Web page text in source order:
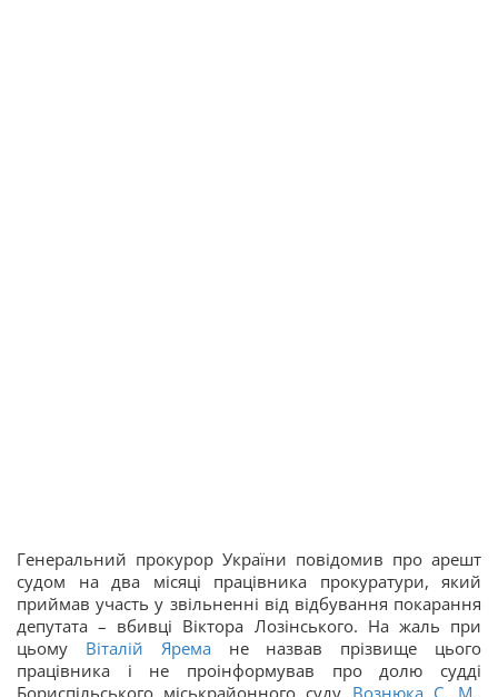
Генеральний прокурор України повідомив про арешт
судом на два місяці працівника прокуратури, який
приймав участь у звільненні від відбування покарання
депутата – вбивці Віктора Лозінського. На жаль при
цьому Віталій Ярема не назвав прізвище цього
працівника і не проінформував про долю судді
Бориспільського міськрайонного суду Вознюка С. М.,